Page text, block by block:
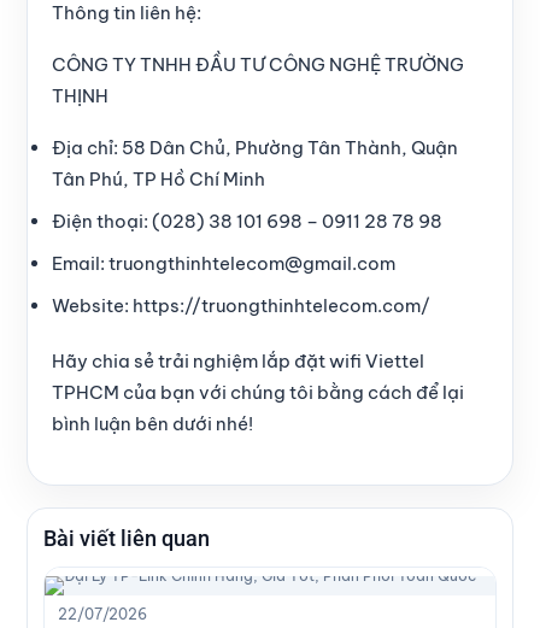
Thông tin liên hệ:
CÔNG TY TNHH ĐẦU TƯ CÔNG NGHỆ TRƯỜNG
THỊNH
Địa chỉ: 58 Dân Chủ, Phường Tân Thành, Quận
Tân Phú, TP Hồ Chí Minh
Điện thoại: (028) 38 101 698 – 0911 28 78 98
Email: truongthinhtelecom@gmail.com
Website: https://truongthinhtelecom.com/
Hãy chia sẻ trải nghiệm lắp đặt wifi Viettel
TPHCM của bạn với chúng tôi bằng cách để lại
bình luận bên dưới nhé!
Bài viết liên quan
22/07/2026